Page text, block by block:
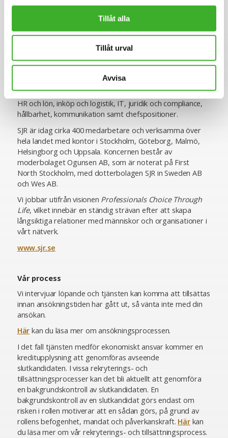
Tillåt alla
Tillåt urval
Avvisa
SJR är ett av Sveriges ledande och mest erfarna bolag
inom rekrytering och konsultlösningar. Ända sedan starten
1993 har vi varit specialiserade inom såväl
personlighetsbedömning som de områden vi rekryterar
krav matcha rätt kompetens med rätt uppdragsgivare. Vi
erbjuder specialistkompetens inom ekonomi och finans,
HR och lön, inköp och logistik, IT, juridik och compliance,
hållbarhet, kommunikation samt chefspositioner.
SJR är idag cirka 400 medarbetare och verksamma över
hela landet med kontor i Stockholm, Göteborg, Malmö,
Helsingborg och Uppsala. Koncernen består av
moderbolaget Ogunsen AB, som är noterat på First
North Stockholm, med dotterbolagen SJR in Sweden AB
och Wes AB.
Vi jobbar utifrån visionen Professionals Choice Through
Life, vilket innebär en ständig strävan efter att skapa
långsiktiga relationer med människor och organisationer i
vårt nätverk.
www.sjr.se
Vår process
Vi intervjuar löpande och tjänsten kan komma att tillsättas
innan ansökningstiden har gått ut, så vänta inte med din
ansökan.
Här kan du läsa mer om ansökningsprocessen.
I det fall tjänsten medför ekonomiskt ansvar kommer en
kreditupplysning att genomföras avseende
slutkandidaten. I vissa rekryterings- och
tillsättningsprocesser kan det bli aktuellt att genomföra
en bakgrundskontroll av slutkandidaten. En
bakgrundskontroll av en slutkandidat görs endast om
risken i rollen motiverar att en sådan görs, på grund av
rollens befogenhet, mandat och påverkanskraft. Härkan
du läsa mer om vår rekryterings- och tillsättningsprocess.